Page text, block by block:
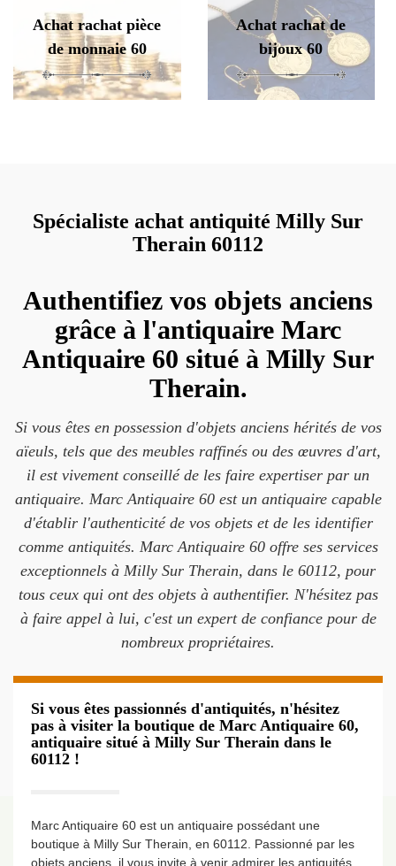
Achat rachat pièce
de monnaie 60
Achat rachat de
bijoux 60
Spécialiste achat antiquité Milly Sur
Therain 60112
Authentifiez vos objets anciens
grâce à l'antiquaire Marc
Antiquaire 60 situé à Milly Sur
Therain.
Si vous êtes en possession d'objets anciens hérités de vos
aïeuls, tels que des meubles raffinés ou des œuvres d'art,
il est vivement conseillé de les faire expertiser par un
antiquaire. Marc Antiquaire 60 est un antiquaire capable
d'établir l'authenticité de vos objets et de les identifier
comme antiquités. Marc Antiquaire 60 offre ses services
exceptionnels à Milly Sur Therain, dans le 60112, pour
tous ceux qui ont des objets à authentifier. N'hésitez pas
à faire appel à lui, c'est un expert de confiance pour de
nombreux propriétaires.
Si vous êtes passionnés d'antiquités, n'hésitez
pas à visiter la boutique de Marc Antiquaire 60,
antiquaire situé à Milly Sur Therain dans le
60112 !
Marc Antiquaire 60 est un antiquaire possédant une
boutique à Milly Sur Therain, en 60112. Passionné par les
objets anciens, il vous invite à venir admirer les antiquités